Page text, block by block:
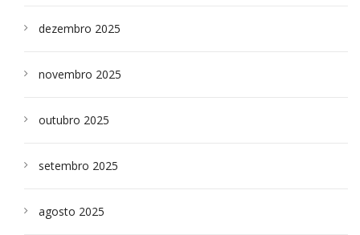
dezembro 2025
novembro 2025
outubro 2025
setembro 2025
agosto 2025